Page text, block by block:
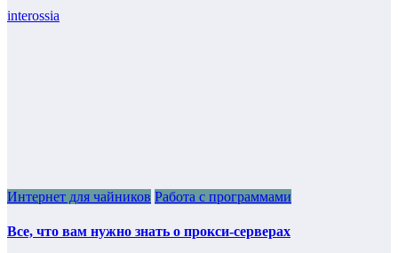
interossia
Интернет для чайников Работа с программами
Все, что вам нужно знать о прокси-серверах